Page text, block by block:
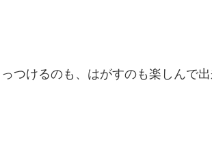
つけるのも、はがすのも楽しんで